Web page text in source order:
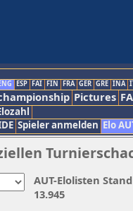
ESP FAI FIN FRA GER GRE INA
Pictures
Spieler anmelden Elo
AUT-Elolisten
13.945